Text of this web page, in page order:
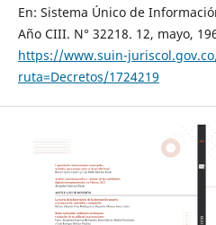
En: Sistema Único de
Año CIII. N° 32218. 12, mayo,
https://www.suin-
ruta=Decretos/1724219